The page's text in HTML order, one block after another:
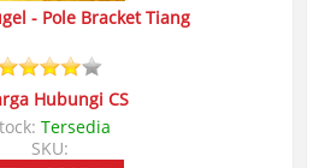
- Pole Bracket Tiang
Hubungi CS
Tersedia
SKU: